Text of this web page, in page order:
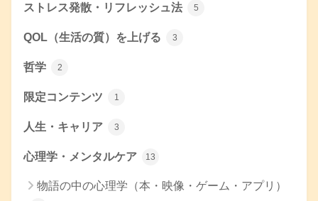
ストレス発散・リフレッシュ法 5
QOL（生活の質）を上げる 3
哲学 2
限定コンテンツ 1
人生・キャリア 3
心理学・メンタルケア 13
物語の中の心理学（本・映像・ゲーム・アプリ）